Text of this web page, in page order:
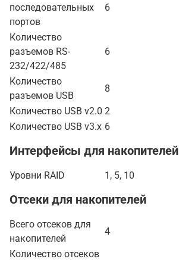
последовательных
портов
6
Количество
разъемов RS-
232/422/485
6
Количество
разъемов USB
8
Количество USB v2.0 2
Количество USB v3.x 6
Интерфейсы для накопителей
Уровни RAID 1, 5, 10
Отсеки для накопителей
Всего отсеков для
накопителей
4
Количество отсеков